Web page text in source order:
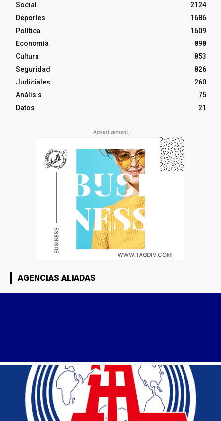
Social
2124
Deportes
1686
Política
1609
Economía
898
Cultura
853
Seguridad
826
Judiciales
260
Análisis
75
Datos
21
- Advertisement -
AGENCIAS ALIADAS